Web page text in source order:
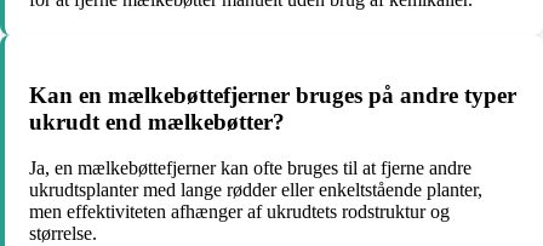
Kan en mælkebøttefjerner bruges på andre typer
ukrudt end mælkebøtter?
Ja, en mælkebøttefjerner kan ofte bruges til at fjerne andre
ukrudtsplanter med lange rødder eller enkeltstående planter,
men effektiviteten afhænger af ukrudtets rodstruktur og
størrelse.